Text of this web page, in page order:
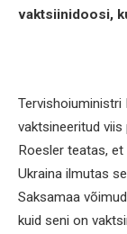
vaktsiinidoosi,
Tervishoiuministri
vaktsineeritud
Roesler teatas,
Ukraina ilmutas
Saksamaa
kuid seni on